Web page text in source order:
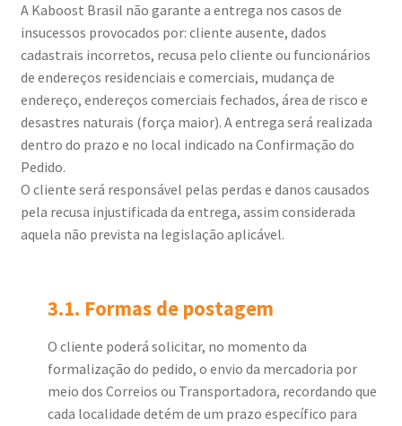
A Kaboost Brasil não garante a entrega nos casos de
insucessos provocados por: cliente ausente, dados
cadastrais incorretos, recusa pelo cliente ou funcionários
de endereços residenciais e comerciais, mudança de
endereço, endereços comerciais fechados, área de risco e
desastres naturais (força maior). A entrega será realizada
dentro do prazo e no local indicado na Confirmação do
Pedido.
O cliente será responsável pelas perdas e danos causados
pela recusa injustificada da entrega, assim considerada
aquela não prevista na legislação aplicável.
3.1. Formas de postagem
O cliente poderá solicitar, no momento da
formalização do pedido, o envio da mercadoria por
meio dos Correios ou Transportadora, recordando que
cada localidade detém de um prazo específico para